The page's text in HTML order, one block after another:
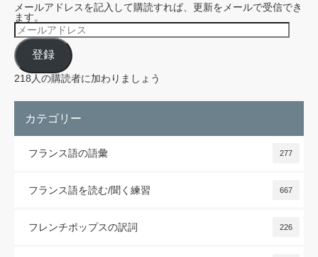
メールアドレスを記入して購読すれば、更新をメールで受信でき
ます。
メ
ー
ル
ア
ド
レ
登録
218人の購読者に加わりましょう
カテゴリー
フランス語の語彙 277
フランス語を読む/聞く練習 667
フレンチポップスの訳詞 226